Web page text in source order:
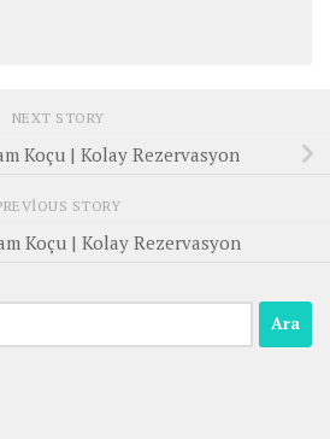
NEXT STORY
Koçu | Kolay Rezervasyon
STORY
Koçu | Kolay Rezervasyon